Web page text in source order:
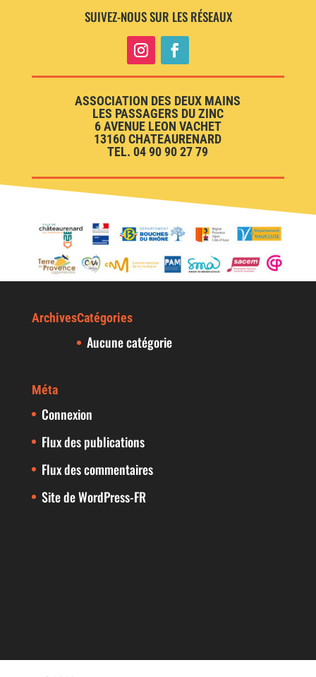
SUIVEZ-NOUS SUR LES RÉSEAUX
ASSOCIATION DES DEUX MAINS
LES PASSAGERS DU ZINC
6 AVENUE LEON VACHET
13160 CHATEAURENARD
TEL. 04 90 90 27 79
ArchivesCatégories
Aucune catégorie
Méta
Connexion
Flux des publications
Flux des commentaires
Site de WordPress-FR